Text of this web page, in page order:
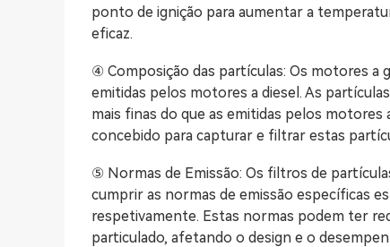
ponto de ignição para aumentar a
eficaz.
④ Composição das partículas: Os motores a
emitidas pelos motores a diesel. As
mais finas do que as emitidas pelos motores
concebido para capturar e filtrar estas
⑤ Normas de Emissão: Os filtros de
cumprir as normas de emissão específicas
respetivamente. Estas normas podem ter
particulado, afetando o design e o